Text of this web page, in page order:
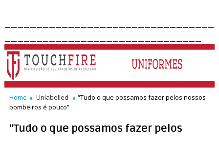
Home Unlabelled
“Tudo o que possamos fazer pelos nossos
bombeiros é pouco”
“Tudo o que possamos fazer pelos